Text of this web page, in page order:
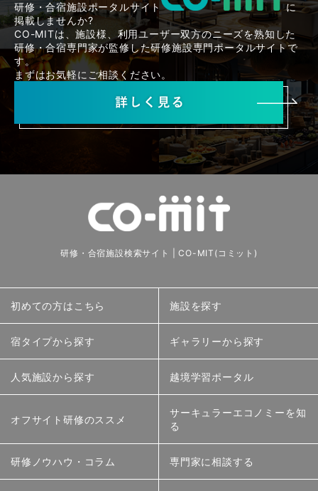
研修・合宿施設ポータルサイト
に
掲載しませんか?
CO-MITは、施設様、利用ユーザー双方のニーズを熟知した
研修・合宿専門家が監修した研修施設専門ポータルサイトで
す。
まずはお気軽にご相談ください。
研修・合宿施設検索サイト | CO-MIT(コミット)
初めての方はこちら 施設を探す
宿タイプから探す ギャラリーから探す
人気施設から探す 越境学習ポータル
オフサイト研修のススメ
サーキュラーエコノミーを知
る
研修ノウハウ・コラム 専門家に相談する